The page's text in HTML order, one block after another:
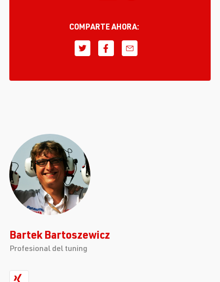
COMPARTE AHORA:
Bartek Bartoszewicz
Profesional del tuning